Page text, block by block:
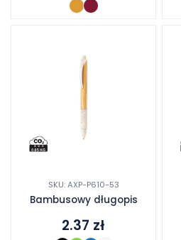
SKU: AXP-P610-53
Bambusowy długopis
2.37 zł